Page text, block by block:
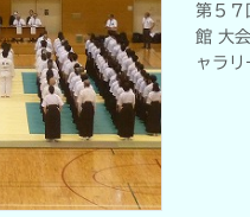
第５７
館 大
ャラリ